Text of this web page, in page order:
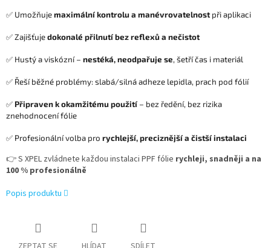
✅ Umožňujemaximální kontrolu a manévrovatelnostpři aplikaci
✅ Zajišťujedokonalé přilnutí bez reflexů a nečistot
✅ Hustý a viskózní – nestéká, neodpařuje se, šetří čas i materiál
✅ Řeší běžné problémy: slabá/silná adheze lepidla, prach pod fólií
✅ Připraven k okamžitému použití – bez ředění, bez rizika
znehodnocení fólie
✅ Profesionální volba pro rychlejší, preciznější a čistší instalaci
👉 S XPEL zvládnete každou instalaci PPF fólie rychleji, snadněji a na
100 % profesionálně
Popis produktu